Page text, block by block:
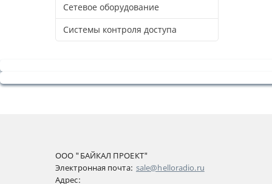
Сетевое оборудование
Системы контроля доступа
ООО "БАЙКАЛ ПРОЕКТ"
Электронная почта: sale@helloradio.ru
Адрес: